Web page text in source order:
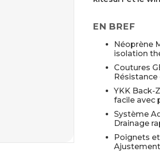
EN BREF
Néoprène
isolation
Coutures
YKK Back-
facile avec
Système
Drainage
Poignets